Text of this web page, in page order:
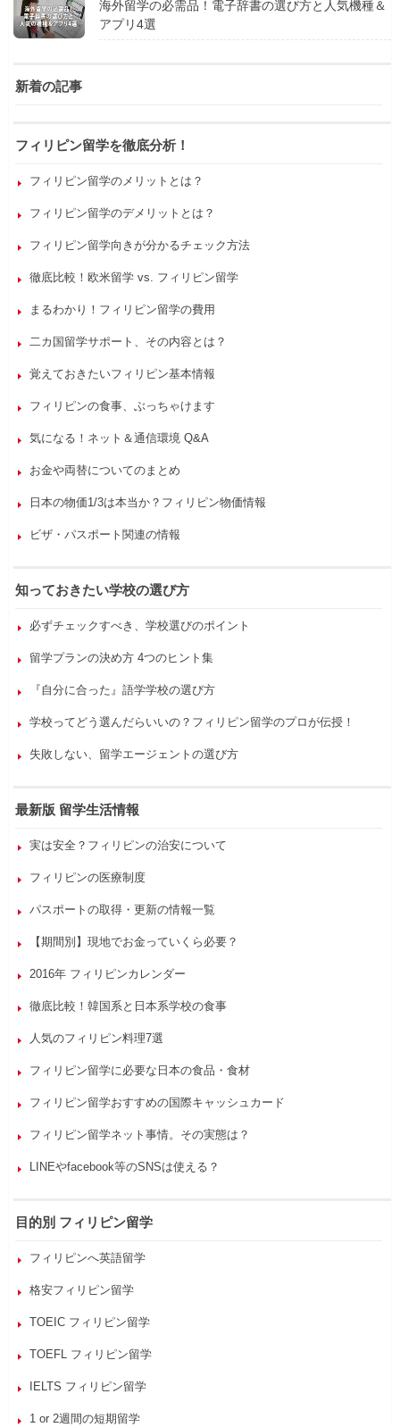
海外留学の必需品！電子辞書の選び方と人気機種＆
アプリ4選
新着の記事
フィリピン留学を徹底分析！
フィリピン留学のメリットとは？
フィリピン留学のデメリットとは？
フィリピン留学向きが分かるチェック方法
徹底比較！欧米留学 vs. フィリピン留学
まるわかり！フィリピン留学の費用
二カ国留学サポート、その内容とは？
覚えておきたいフィリピン基本情報
フィリピンの食事、ぶっちゃけます
気になる！ネット＆通信環境 Q&A
お金や両替についてのまとめ
日本の物価1/3は本当か？フィリピン物価情報
ビザ・パスポート関連の情報
知っておきたい学校の選び方
必ずチェックすべき、学校選びのポイント
留学プランの決め方 4つのヒント集
『自分に合った』語学学校の選び方
学校ってどう選んだらいいの？フィリピン留学のプロが伝授！
失敗しない、留学エージェントの選び方
最新版 留学生活情報
実は安全？フィリピンの治安について
フィリピンの医療制度
パスポートの取得・更新の情報一覧
【期間別】現地でお金っていくら必要？
2016年 フィリピンカレンダー
徹底比較！韓国系と日本系学校の食事
人気のフィリピン料理7選
フィリピン留学に必要な日本の食品・食材
フィリピン留学おすすめの国際キャッシュカード
フィリピン留学ネット事情。その実態は？
LINEやfacebook等のSNSは使える？
目的別 フィリピン留学
フィリピンへ英語留学
格安フィリピン留学
TOEIC フィリピン留学
TOEFL フィリピン留学
IELTS フィリピン留学
1 or 2週間の短期留学